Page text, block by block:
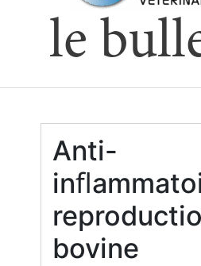
le
Anti-
bovine